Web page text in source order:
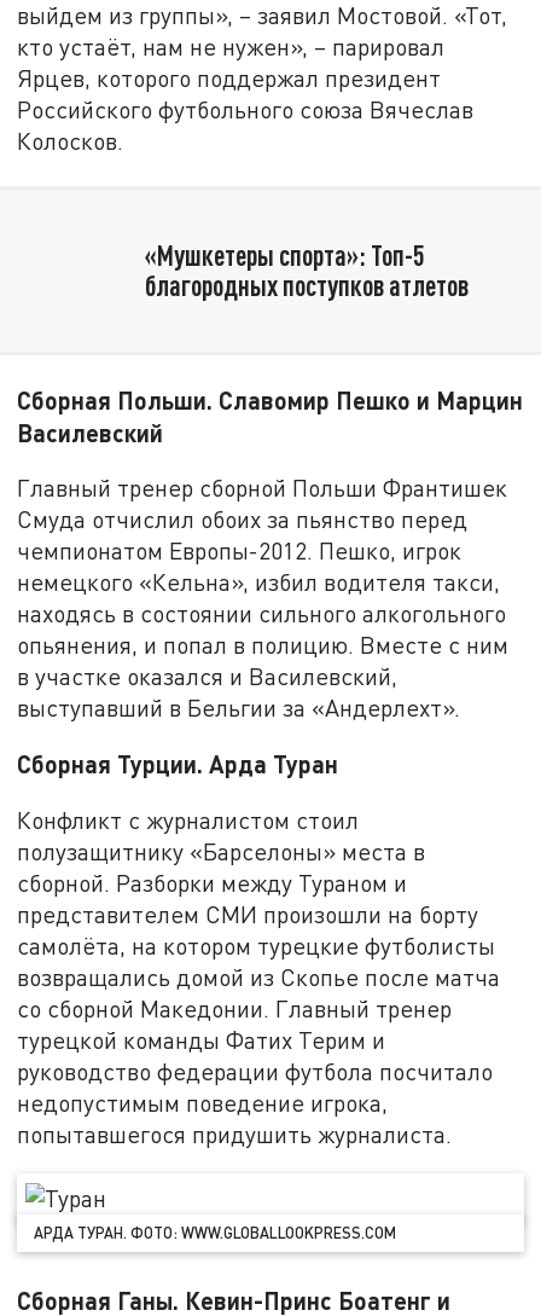
выйдем из группы», – заявил Мостовой. «Тот,
кто устаёт, нам не нужен», – парировал
Ярцев, которого поддержал президент
Российского футбольного союза Вячеслав
Колосков.
«Мушкетеры спорта»: Топ-5
благородных поступков атлетов
Сборная Польши. Славомир Пешко и Марцин
Василевский
Главный тренер сборной Польши Франтишек
Смуда отчислил обоих за пьянство перед
чемпионатом Европы-2012. Пешко, игрок
немецкого «Кельна», избил водителя такси,
находясь в состоянии сильного алкогольного
опьянения, и попал в полицию. Вместе с ним
в участке оказался и Василевский,
выступавший в Бельгии за «Андерлехт».
Сборная Турции. Арда Туран
Конфликт с журналистом стоил
полузащитнику «Барселоны» места в
сборной. Разборки между Тураном и
представителем СМИ произошли на борту
самолёта, на котором турецкие футболисты
возвращались домой из Скопье после матча
со сборной Македонии. Главный тренер
турецкой команды Фатих Терим и
руководство федерации футбола посчитало
недопустимым поведение игрока,
попытавшегося придушить журналиста.
АРДА ТУРАН. ФОТО: WWW.GLOBALLOOKPRESS.COM
Сборная Ганы. Кевин-Принс Боатенг и